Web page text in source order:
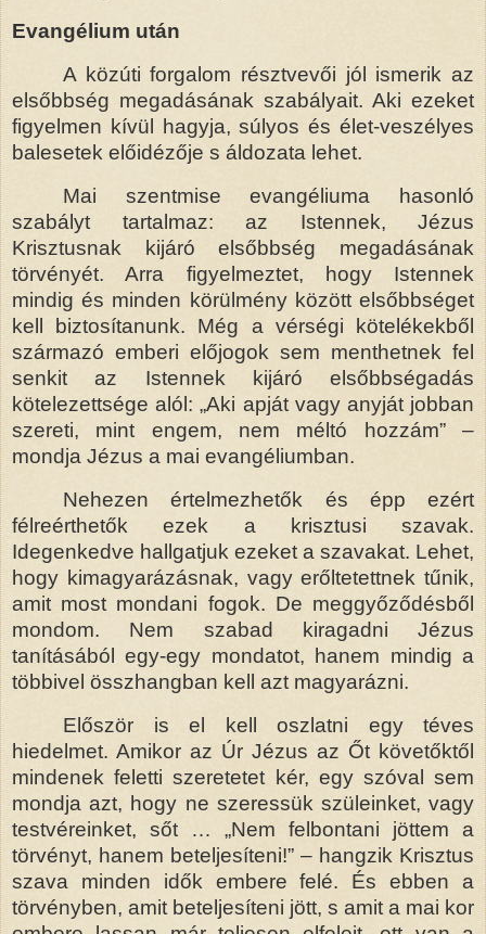
Evangélium után
A közúti forgalom résztvevői jól ismerik az
elsőbbség megadásának szabályait. Aki ezeket
figyelmen kívül hagyja, súlyos és élet-veszélyes
balesetek előidézője s áldozata lehet.
Mai szentmise evangéliuma hasonló
szabályt tartalmaz: az Istennek, Jézus
Krisztusnak kijáró elsőbbség megadásának
törvényét. Arra figyelmeztet, hogy Istennek
mindig és minden körülmény között elsőbbséget
kell biztosítanunk. Még a vérségi kötelékekből
származó emberi előjogok sem menthetnek fel
senkit az Istennek kijáró elsőbbségadás
kötelezettsége alól: „Aki apját vagy anyját jobban
szereti, mint engem, nem méltó hozzám” –
mondja Jézus a mai evangéliumban.
Nehezen értelmezhetők és épp ezért
félreérthetők ezek a krisztusi szavak.
Idegenkedve hallgatjuk ezeket a szavakat. Lehet,
hogy kimagyarázásnak, vagy erőltetettnek tűnik,
amit most mondani fogok. De meggyőződésből
mondom. Nem szabad kiragadni Jézus
tanításából egy-egy mondatot, hanem mindig a
többivel összhangban kell azt magyarázni.
Először is el kell oszlatni egy téves
hiedelmet. Amikor az Úr Jézus az Őt követőktől
mindenek feletti szeretetet kér, egy szóval sem
mondja azt, hogy ne szeressük szüleinket, vagy
testvéreinket, sőt … „Nem felbontani jöttem a
törvényt, hanem beteljesíteni!” – hangzik Krisztus
szava minden idők embere felé. És ebben a
törvényben, amit beteljesíteni jött, s amit a mai kor